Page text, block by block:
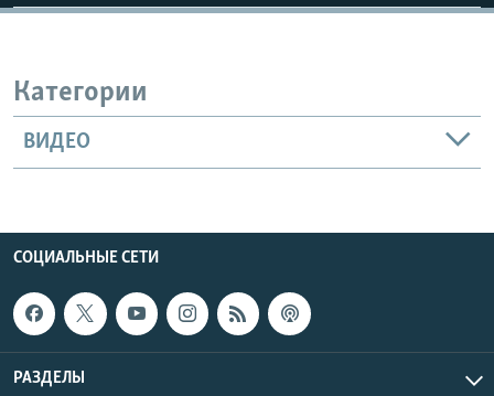
Категории
ВИДЕО
СОЦИАЛЬНЫЕ СЕТИ
РАЗДЕЛЫ